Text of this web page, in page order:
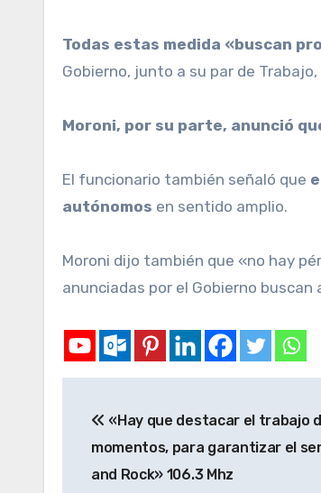
Todas estas medida «buscan
Gobierno, junto a su par de Trabajo,
Moroni, por su parte, anunció
El funcionario también señaló que
autónomos en sentido amplio.
Moroni dijo también que «no hay
anunciadas por el Gobierno
«Hay que destacar el trabajo
momentos, para garantizar el
and Rock» 106.3 Mhz